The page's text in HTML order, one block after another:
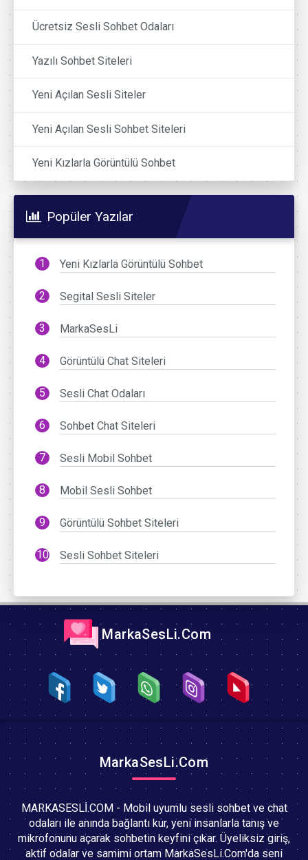
Ücretsiz Sesli Sohbet Odaları
Yazılı Sohbet Siteleri
Yeni Açılan Sesli Siteler
Yeni Açılan Sesli Sohbet Siteleri
Yeni Kızlarla Görüntülü Sohbet
Popüler Yazılar
Yeni Kızlarla Görüntülü Sohbet
Segital Sesli Siteler
MarkaSesLi
Görüntülü Chat Siteleri
Sesli Chat Odaları
Sohbet Chat Siteleri
Sesli Mobil Sohbet
Mobil Sesli Sohbet
Görüntülü Sohbet Siteleri
Sesli Sohbet Siteleri
MarkaSesLi.Com
MarkaSesLi.Com
MARKASESLİ.COM - Mobil uyumlu sesli sohbet ve chat
odaları ile anında bağlantı kur, yeni insanlarla tanış ve
mikrofonunu açarak sohbetin keyfini çıkar. Üyeliksiz giriş,
aktif odalar ve samimi ortam MarkaSesLi.Com'da seni